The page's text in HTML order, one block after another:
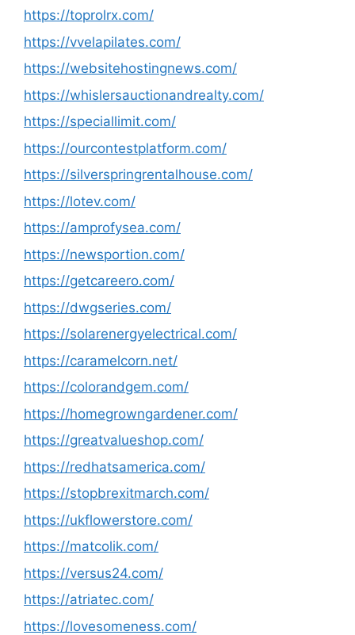
https://toprolrx.com/
https://vvelapilates.com/
https://websitehostingnews.com/
https://whislersauctionandrealty.com/
https://speciallimit.com/
https://ourcontestplatform.com/
https://silverspringrentalhouse.com/
https://lotev.com/
https://amprofysea.com/
https://newsportion.com/
https://getcareero.com/
https://dwgseries.com/
https://solarenergyelectrical.com/
https://caramelcorn.net/
https://colorandgem.com/
https://homegrowngardener.com/
https://greatvalueshop.com/
https://redhatsamerica.com/
https://stopbrexitmarch.com/
https://ukflowerstore.com/
https://matcolik.com/
https://versus24.com/
https://atriatec.com/
https://lovesomeness.com/